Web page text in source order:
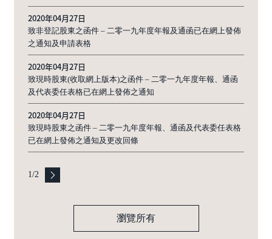
2020年04月27日
致非登記股東之函件 – 二零一九年度年報及通函已在網上發佈
之通知及申請表格
2020年04月27日
致現時股東(收取網上版本)之函件 – 二零一九年度年報、通函
及代表委任表格已在網上發佈之通知
2020年04月27日
致現時股東之函件 – 二零一九年度年報、通函及代表委任表格
已在網上發佈之通知及更改回條
1/2
瀏覽所有